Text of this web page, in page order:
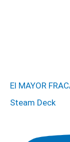
El MAYOR
Steam Deck